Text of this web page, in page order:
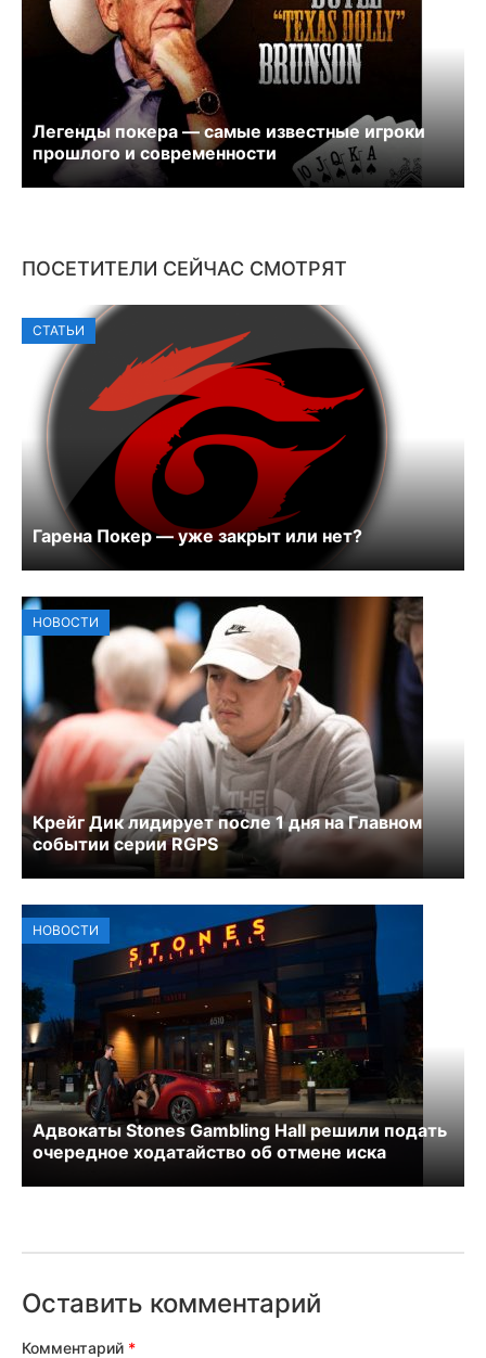
Легенды покера — самые известные игроки
прошлого и современности
ПОСЕТИТЕЛИ СЕЙЧАС СМОТРЯТ
СТАТЬИ
Гарена Покер — уже закрыт или нет?
НОВОСТИ
Крейг Дик лидирует после 1 дня на Главном
событии серии RGPS
НОВОСТИ
Адвокаты Stones Gambling Hall решили подать
очередное ходатайство об отмене иска
Оставить комментарий
Комментарий *